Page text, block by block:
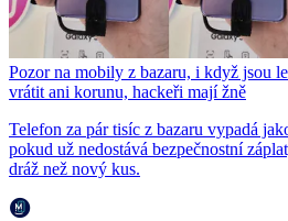
Pozor na mobily z bazaru, i když jsou
vrátit ani korunu, hackeři mají žně
Telefon za pár tisíc z bazaru vypadá
pokud už nedostává bezpečnostní
dráž než nový kus.